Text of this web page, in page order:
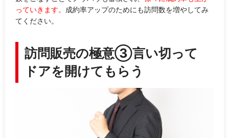
っていきます。 成約率アップのためにも訪問数を増やしてみ
てください。
訪問販売の極意③言い切って
ドアを開けてもらう